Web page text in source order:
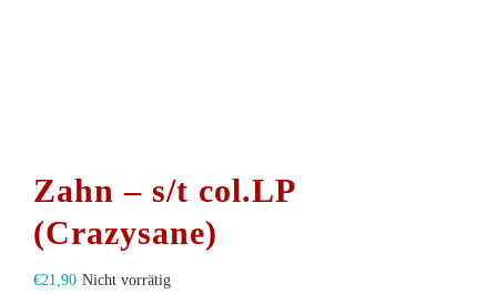
Zahn – s/t col.LP
(Crazysane)
€21,90 Nicht vorrätig